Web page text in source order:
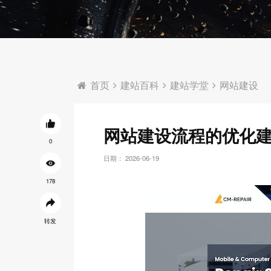
首页 建站百科 建站学堂 网站建设
0
178
转发
网站建设流程的优化
日期： 2026-06-19